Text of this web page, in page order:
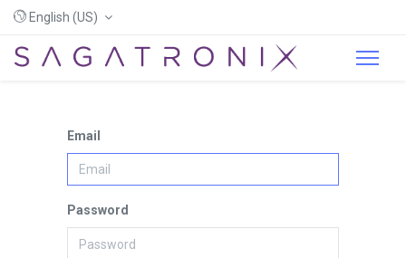
English (US)
Email
Password